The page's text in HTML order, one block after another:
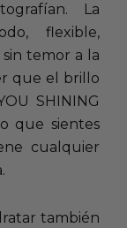
La
flexible,
temor a la
que el brillo
SHINING
que sientes
cualquier
también